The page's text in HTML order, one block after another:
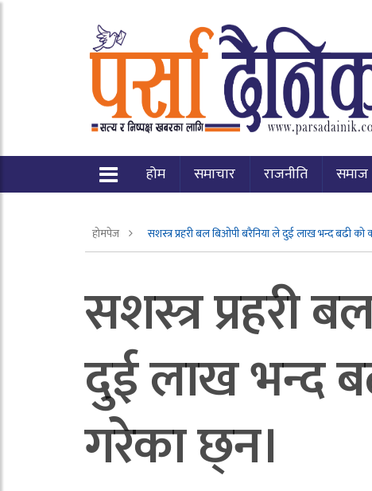
होम समाचार राजनीति समाज
होमपेज सशस्त्र प्रहरी बल बिओपी बरैनिया ले दुई लाख भन्द बढी
सशस्त्र प्रहरी
दुई लाख भन्द
गरेका छ्न।